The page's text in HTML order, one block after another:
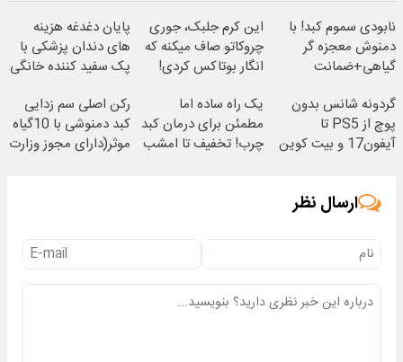
نابودی سموم کبد! با
دمنوش معجزه گر
گیاهی+ضمانت
این کرم جلبک، جوری
چروکاتو صاف میکنه که
انگار بوتاکس کردی!
پایان دغدغه هزینه
های دندان پزشکی با
پک سفید کننده خانگی
گردونه شانس بدون
پوچ از PS5 تا
آیفون17 و بیت کوین
یک راه ساده اما
مطمئن برای درمان کبد
چرب! تخفیف تا امشب
رکن اصلی سم زدایی
کبد دمنوشی با 10گیاه
موثر(دارای مجوز وزارت
ارسال نظر